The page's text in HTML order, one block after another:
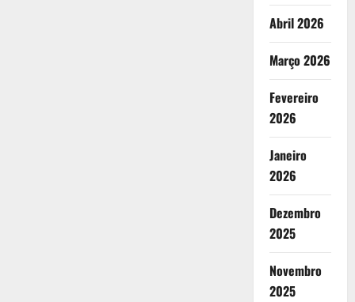
Abril 2026
Março 2026
Fevereiro
2026
Janeiro
2026
Dezembro
2025
Novembro
2025